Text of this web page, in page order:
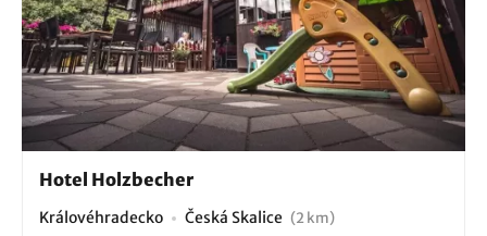
Hotel Holzbecher
Královéhradecko Česká Skalice (2 km)